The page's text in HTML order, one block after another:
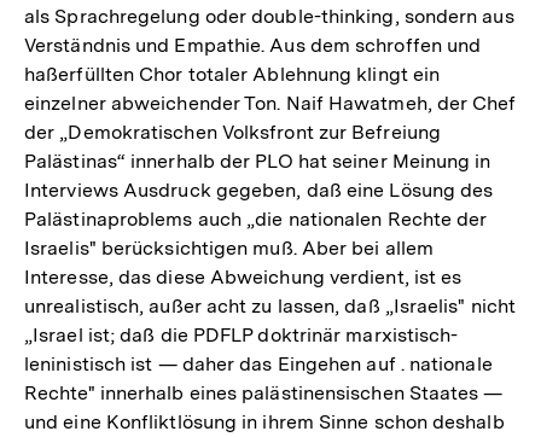
als Sprachregelung oder double-thinking, sondern aus
Verständnis und Empathie. Aus dem schroffen und
haßerfüllten Chor totaler Ablehnung klingt ein
einzelner abweichender Ton. Naif Hawatmeh, der Chef
der „Demokratischen Volksfront zur Befreiung
Palästinas“ innerhalb der PLO hat seiner Meinung in
Interviews Ausdruck gegeben, daß eine Lösung des
Palästinaproblems auch „die nationalen Rechte der
Israelis" berücksichtigen muß. Aber bei allem
Interesse, das diese Abweichung verdient, ist es
unrealistisch, außer acht zu lassen, daß „Israelis" nicht
„Israel ist; daß die PDFLP doktrinär marxistisch-
leninistisch ist — daher das Eingehen auf . nationale
Rechte" innerhalb eines palästinensischen Staates —
und eine Konfliktlösung in ihrem Sinne schon deshalb